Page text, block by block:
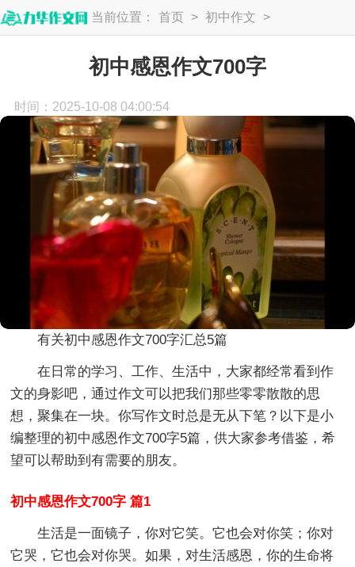
当前位置： 首页 > 初中作文 >
初中感恩作文700字
时间：2025-10-08 04:00:54
有关初中感恩作文700字汇总5篇
在日常的学习、工作、生活中，大家都经常看到作
文的身影吧，通过作文可以把我们那些零零散散的思
想，聚集在一块。你写作文时总是无从下笔？以下是小
编整理的初中感恩作文700字5篇，供大家参考借鉴，希
望可以帮助到有需要的朋友。
初中感恩作文700字 篇1
生活是一面镜子，你对它笑。它也会对你笑；你对
它哭，它也会对你哭。如果，对生活感恩，你的生命将